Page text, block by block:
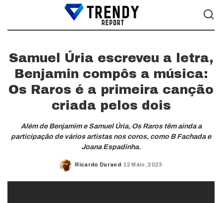
Samuel Úria escreveu a letra,
Benjamin compôs a música:
Os Raros é a primeira canção
criada pelos dois
Além de Benjamim e Samuel Úria, Os Raros têm ainda a
participação de vários artistas nos coros, como B Fachada e
Joana Espadinha.
Posted
Ricardo Durand 12 Maio, 2023